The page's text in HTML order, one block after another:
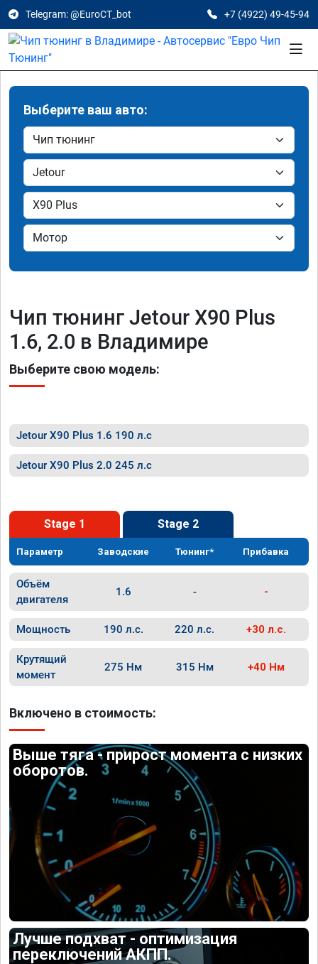
Telegram: @EuroCT_bot +7 (4922) 49-45-94
Выберите ваш авто:
Чип тюнинг Jetour X90 Plus
1.6, 2.0 в Владимире
Выберите свою модель:
Jetour X90 Plus 1.6 190 л.с
Jetour X90 Plus 2.0 245 л.с
Stage 1 Stage 2
Параметр Заводские Тюнинг* Прибавка
Объём
двигателя
1.6 - -
Мощность 190 л.с. 220 л.с. +30 л.с.
Крутящий
момент
275 Нм 315 Нм +40 Нм
Включено в стоимость:
Выше тяга - прирост момента с низких
оборотов.
Лучше подхват - оптимизация
переключений АКПП.